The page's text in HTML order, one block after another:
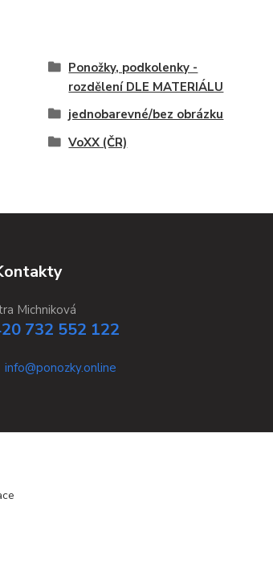
Ponožky, podkolenky -
rozdělení DLE MATERIÁLU
jednobarevné/bez obrázku
VoXX (ČR)
Michniková
732 552 122
info@ponozky.online